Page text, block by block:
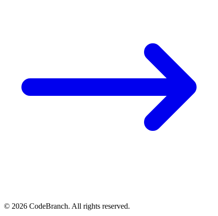
© 2026 CodeBranch. All rights reserved.